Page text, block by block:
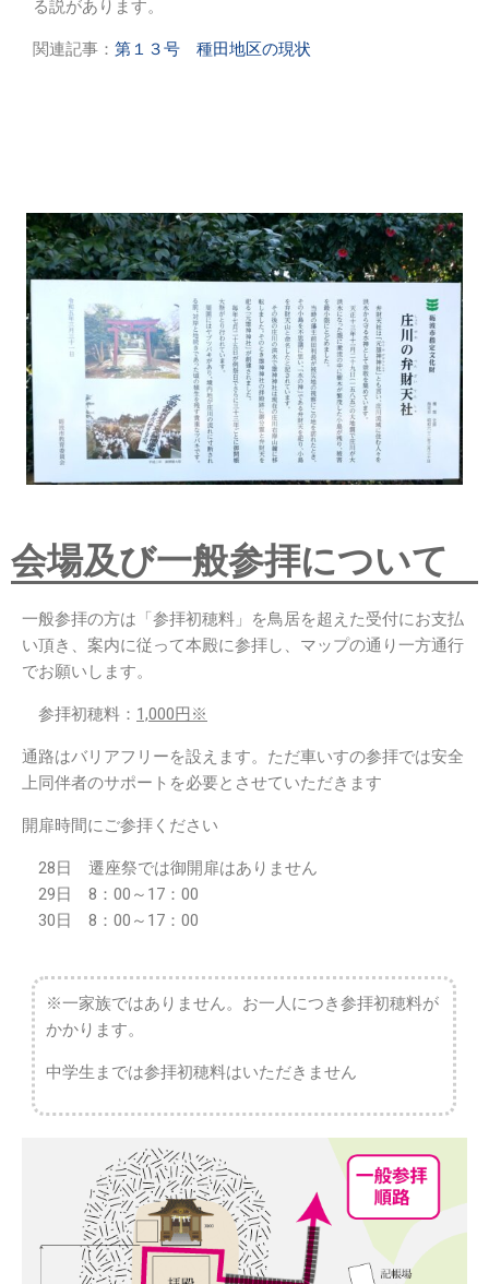
る説があります。
関連記事： 第１３号 種田地区の現状
会場及び一般参拝について
一般参拝の方は「参拝初穂料」を鳥居を超えた受付にお支払
い頂き、案内に従って本殿に参拝し、マップの通り一方通行
でお願いします。
参拝初穂料： 1,000円※
通路はバリアフリーを設えます。ただ車いすの参拝では安全
上同伴者のサポートを必要とさせていただきます
開扉時間にご参拝ください
28日 遷座祭では御開扉はありません
29日 8：00～17：00
30日 8：00～17：00
※一家族ではありません。お一人につき参拝初穂料が
かかります。
中学生までは参拝初穂料はいただきません